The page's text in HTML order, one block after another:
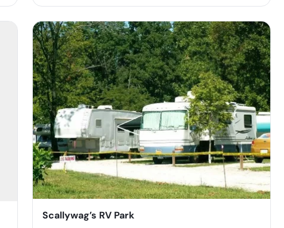
Scallywag’s RV Park